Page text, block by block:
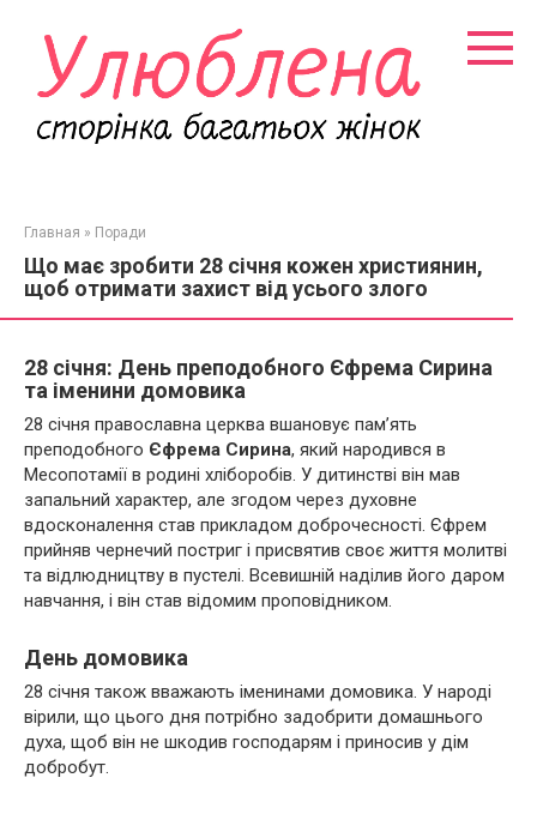
контенту
Главная » Поради
Що має зробити 28 січня кожен християнин,
щоб отримати захист від усього злого
28 січня: День преподобного Єфрема Сирина
та іменини домовика
28 січня православна церква вшановує пам’ять
преподобного Єфрема Сирина, який народився в
Месопотамії в родині хліборобів. У дитинстві він мав
запальний характер, але згодом через духовне
вдосконалення став прикладом доброчесності. Єфрем
прийняв чернечий постриг і присвятив своє життя молитві
та відлюдництву в пустелі. Всевишній наділив його даром
навчання, і він став відомим проповідником.
День домовика
28 січня також вважають іменинами домовика. У народі
вірили, що цього дня потрібно задобрити домашнього
духа, щоб він не шкодив господарям і приносив у дім
добробут.